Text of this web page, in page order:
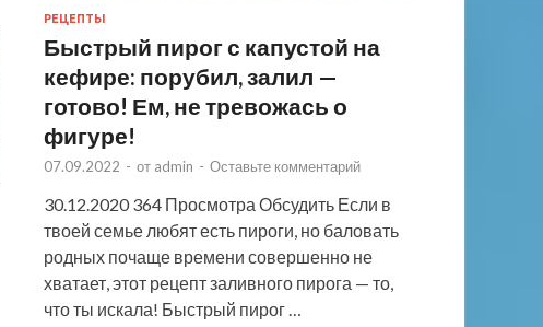
РЕЦЕПТЫ
Быстрый пирог с капустой на
кефире: порубил, залил —
готово! Ем, не тревожась о
фигуре!
07.09.2022 - от admin - Оставьте комментарий
30.12.2020 364 Просмотра Обсудить Если в
твоей семье любят есть пироги, но баловать
родных почаще времени совершенно не
хватает, этот рецепт заливного пирога — то,
что ты искала! Быстрый пирог …